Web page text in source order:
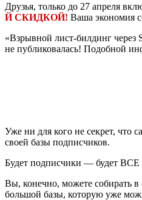
Друзья, только до 27 апреля
Й СКИДКОЙ! Ваша экономия
«Взрывной лист-билдинг через
не публиковалась! Подобной
Уже ни для кого не секрет, что
своей базы подписчиков.
Будет подписчики — будет ВСЕ
Вы, конечно, можете собирать в
большой базы, которую уже